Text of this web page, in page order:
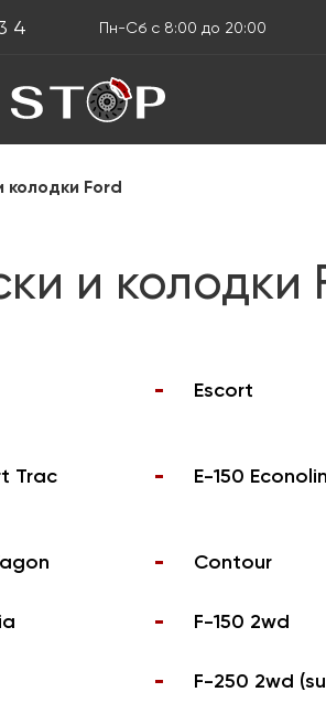
4 Пн-Сб с 8:00 до 20:00
колодки Ford
и колодки
Escort
Trac E-150
Contour
F-150 2wd
F-250 2wd